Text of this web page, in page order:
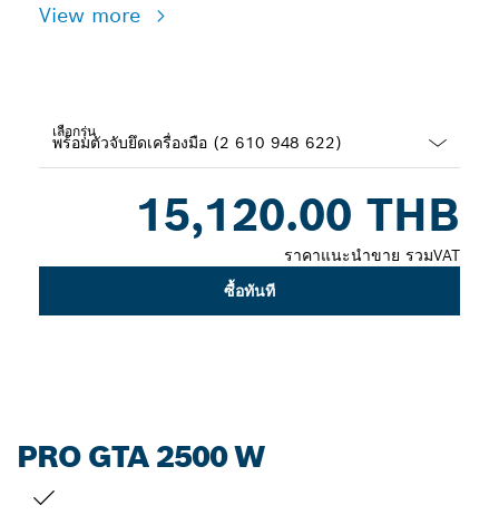
View more
เลือกรุ่น
15,120.00 THB
ราคาแนะนำขาย รวมVAT
ซื้อทันที
PRO GTA 2500 W